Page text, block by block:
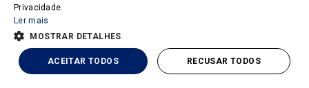
Privacidade.
Ler mais
MOSTRAR DETALHES
ACEITAR TODOS RECUSAR TODOS